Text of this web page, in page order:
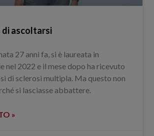
di ascoltarsi
27 anni fa, si è laureata in
nel 2022 e il mese dopo ha ricevuto
di sclerosi multipla. Ma questo non
si lasciasse abbattere.
»